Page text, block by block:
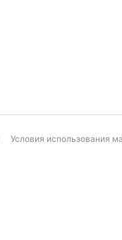
Условия использования